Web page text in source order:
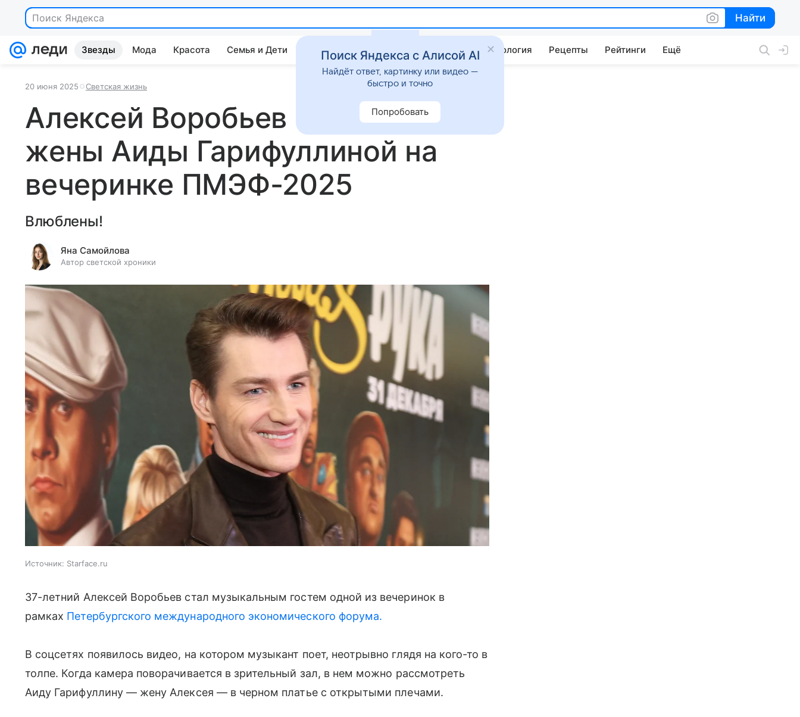
Поиск Яндекса Найти
Найти
Звезды Мода Красота Семья и Дети Дом Гороскопы Стиль жизни Психология Рецепты Рейтинги Ещё
20 июня 2025 Светская жизнь
Алексей Воробьев спел для
жены Аиды Гарифуллиной на
вечеринке ПМЭФ-2025
Влюблены!
Яна Самойлова
Автор светской хроники
Источник: Starface.ru
37-летний Алексей Воробьев стал музыкальным гостем одной из вечеринок в
рамках Петербургского международного экономического форума.
В соцсетях появилось видео, на котором музыкант поет, неотрывно глядя на кого-то в
толпе. Когда камера поворачивается в зрительный зал, в нем можно рассмотреть
Аиду Гарифуллину — жену Алексея — в черном платье с открытыми плечами.
Поиск Яндекса с Алисой AI
Найдёт ответ, картинку или видео —
быстро и точно
Попробовать